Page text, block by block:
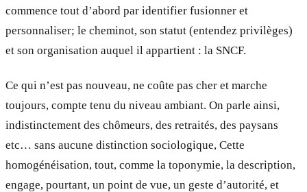
commence tout d’abord par identifier fusionner et
personnaliser; le cheminot, son statut (entendez privilèges)
et son organisation auquel il appartient : la SNCF.
Ce qui n’est pas nouveau, ne coûte pas cher et marche
toujours, compte tenu du niveau ambiant. On parle ainsi,
indistinctement des chômeurs, des retraités, des paysans
etc… sans aucune distinction sociologique, Cette
homogénéisation, tout, comme la toponymie, la description,
engage, pourtant, un point de vue, un geste d’autorité, et